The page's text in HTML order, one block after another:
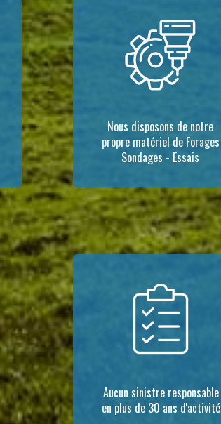
Nous disposons de notre
propre matériel de Forages
Sondages - Essais
Aucun sinistre responsable
en plus de 30 ans d'activité